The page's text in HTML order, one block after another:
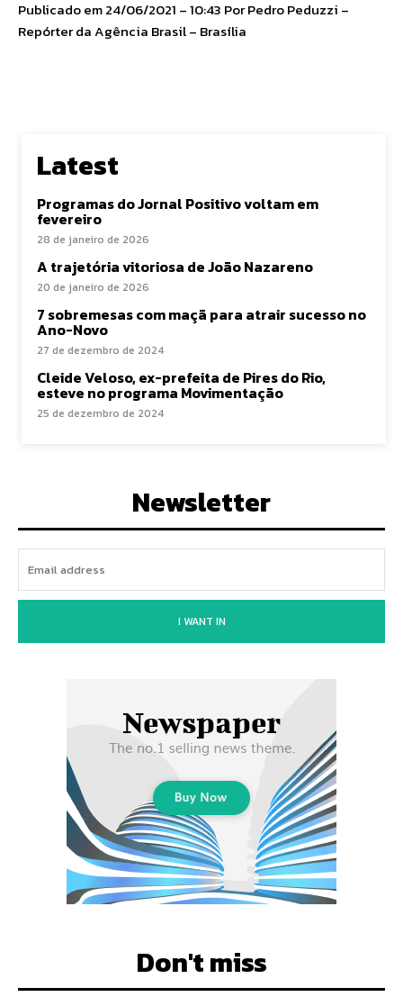
Publicado em 24/06/2021 – 10:43 Por Pedro Peduzzi –
Repórter da Agência Brasil – Brasília
Latest
Programas do Jornal Positivo voltam em
fevereiro
28 de janeiro de 2026
A trajetória vitoriosa de João Nazareno
20 de janeiro de 2026
7 sobremesas com maçã para atrair sucesso no
Ano-Novo
27 de dezembro de 2024
Cleide Veloso, ex-prefeita de Pires do Rio,
esteve no programa Movimentação
25 de dezembro de 2024
Newsletter
I WANT IN
Don't miss